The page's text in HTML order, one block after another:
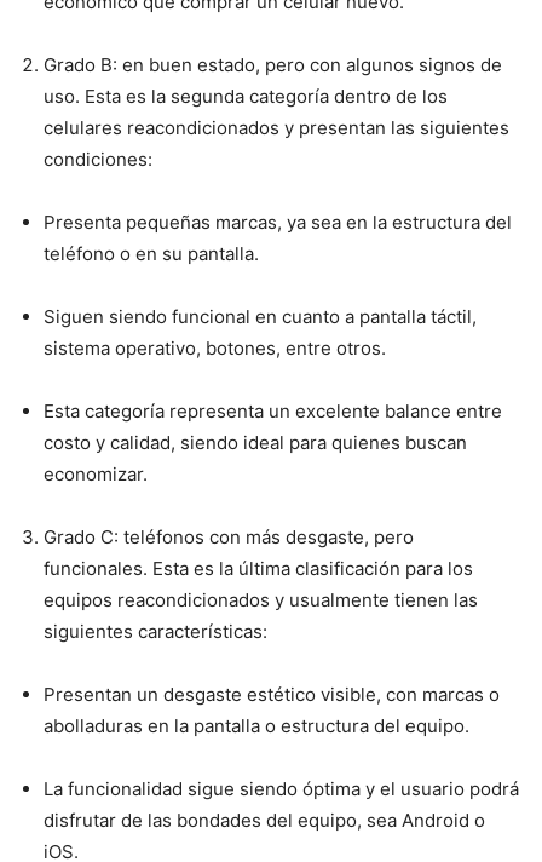
Grado B: en buen estado, pero con algunos signos de
uso. Esta es la segunda categoría dentro de los
celulares reacondicionados y presentan las siguientes
condiciones:
Presenta pequeñas marcas, ya sea en la estructura del
teléfono o en su pantalla.
Siguen siendo funcional en cuanto a pantalla táctil,
sistema operativo, botones, entre otros.
Esta categoría representa un excelente balance entre
costo y calidad, siendo ideal para quienes buscan
economizar.
Grado C: teléfonos con más desgaste, pero
funcionales. Esta es la última clasificación para los
equipos reacondicionados y usualmente tienen las
siguientes características:
Presentan un desgaste estético visible, con marcas o
abolladuras en la pantalla o estructura del equipo.
La funcionalidad sigue siendo óptima y el usuario podrá
disfrutar de las bondades del equipo, sea Android o
iOS.